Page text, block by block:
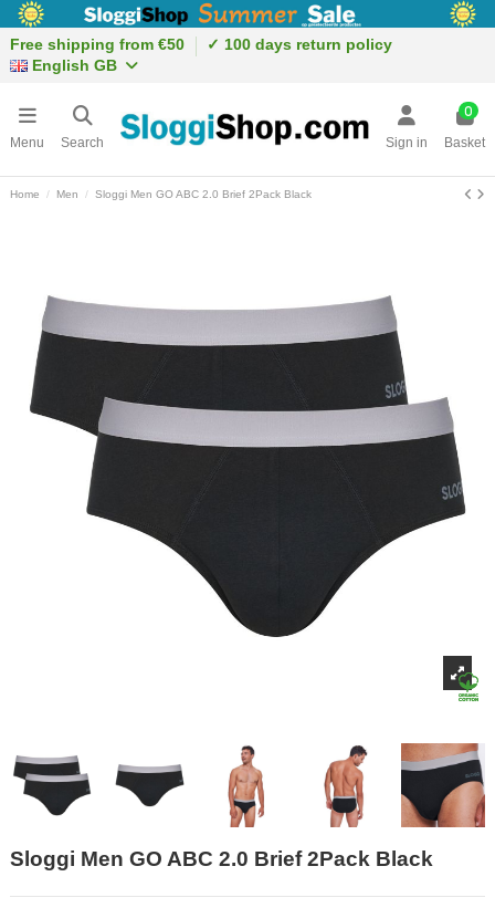
Free shipping from €50
✓ 100 days return policy
English GB
Menu Search Sign in
0
Basket
Home Men Sloggi Men GO ABC 2.0 Brief 2Pack Black
Sloggi Men GO ABC 2.0 Brief 2Pack Black